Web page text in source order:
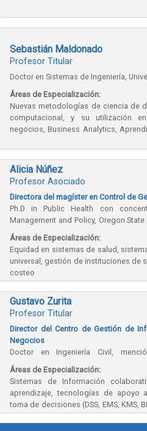
Sebastián Maldonado
Profesor Titular
Doctor en Sistemas de Ingeniería,
Áreas de Especialización:
Nuevas metodologías de ciencia de
computacional, y su utilización
negocios, Business Analytics,
Alicia Núñez
Profesor Asociado
Directora del magíster en Control de
Ph.D in Public Health con
Management and Policy, Oregon State
Unidos
Áreas de Especialización:
Equidad en sistemas de salud,
universal, gestión de instituciones de
costeo
Gustavo Zurita
Profesor Titular
Director del Centro de Gestión de
Negocios
Doctor en Ingeniería Civil,
Computación, Pontificia Universidad
Áreas de Especialización:
Sistemas de Información
aprendizaje, tecnologías de apoyo
toma de decisiones (DSS, EMS, KMS,
la ética soportada mediante el